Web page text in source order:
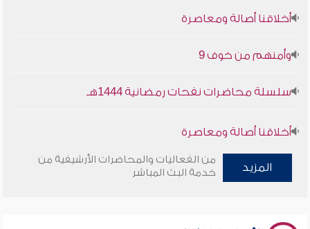
أخلاقنا أصالة ومعاصرة
وأمنهم من خوف 9
سلسلة محاضرات نفحات رمضانية 1444هـ
أخلاقنا أصالة ومعاصرة
وأمنهم من خوف 9
المزيد
من الفعاليات والمحاضرات الأرشيفية من
خدمة البث المباشر